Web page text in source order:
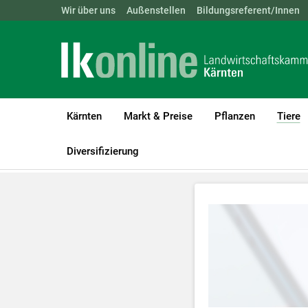
Landwirtschaftskammern: ÖSTERREICH BGLD KTN
Wir über uns Außenstellen Bildungsreferent/Innen
Kärnten Markt & Preise Pflanzen Tiere
Diversifizierung
LK Kärnten Tiere
Zum
Für weitere